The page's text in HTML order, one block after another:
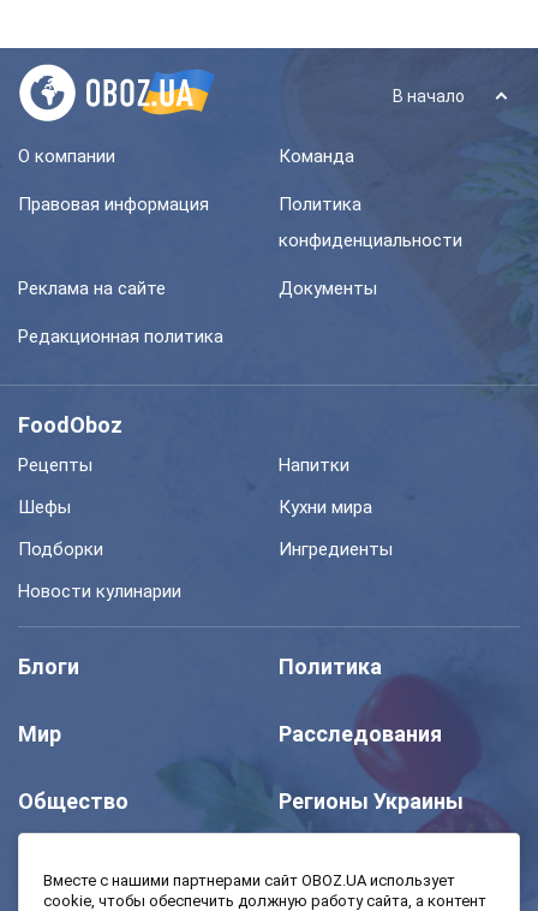
В начало
О компании Команда
Правовая информация
Политика
конфиденциальности
Реклама на сайте Документы
Редакционная политика
FoodOboz
Рецепты
Напитки
Шефы
Кухни мира
Подборки
Ингредиенты
Новости кулинарии
Блоги Политика
Мир Расследования
Общество Регионы Украины
Вместе с нашими партнерами сайт OBOZ.UA использует
cookie, чтобы обеспечить должную работу сайта, а контент